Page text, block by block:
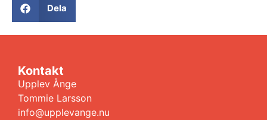
Dela
Kontakt
Upplev Ånge
Tommie Larsson
info@upplevange.nu